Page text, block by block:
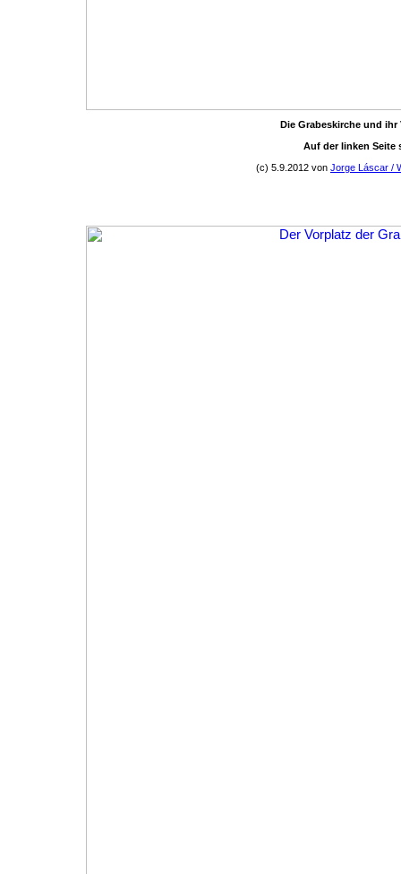
Die Grabeskirche und
Auf der linken Seite
(c) 5.9.2012 von Jorge Láscar /